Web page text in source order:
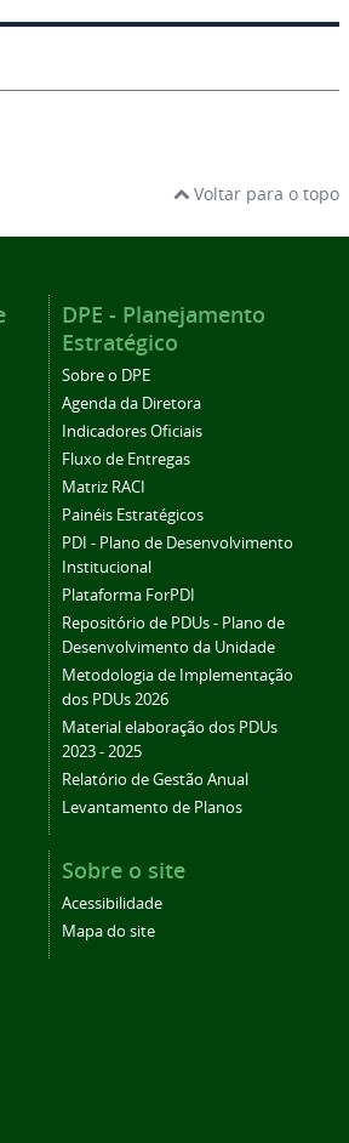
Voltar para o topo
DPE - Planejamento
Estratégico
Sobre o DPE
Agenda da Diretora
Indicadores Oficiais
Fluxo de Entregas
Matriz RACI
Painéis Estratégicos
PDI - Plano de Desenvolvimento
Institucional
Plataforma ForPDI
Repositório de PDUs - Plano de
Desenvolvimento da Unidade
Metodologia de Implementação
dos PDUs 2026
Material elaboração dos PDUs
2023 - 2025
Relatório de Gestão Anual
Levantamento de Planos
Sobre o site
Acessibilidade
Mapa do site